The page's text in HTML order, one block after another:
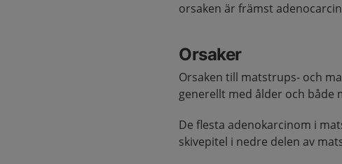
orsaken är främst
Orsaker
Orsaken till matstrups- och
generellt med ålder och både
De flesta adenokarcinom i
skivepitel i nedre delen av